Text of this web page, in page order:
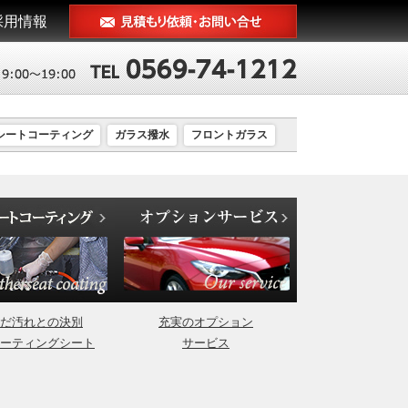
用情報
ートコーティング ガラス撥水 フロントガラス
汚れとの決別
ティングシート
充実のオプション
サービス